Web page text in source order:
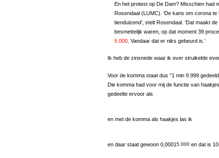
En het protest op De Dam? Misschien had
Rosendaal (LUMC). ‘De kans om corona
tienduizend’, stelt Rosendaal. ‘Dat maakt
besmettelijk waren, op dat moment 39
5.000 . Vandaar dat er niks gebeurd is.’
Ik heb de zinsnede waar ik over struikelde
Voor de komma staat dus “1 min 9.999
Die komma had voor mij de functie van
gedeelte ervoor als
en met de komma als haakjes las ik
en daar staat gewoon 0,00015.000 en dat is 10